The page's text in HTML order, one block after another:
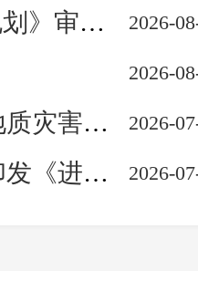
召开学习会
2026-
会召开
2026-
2026-
Ⅳ级响应
2026-
项行动方案》